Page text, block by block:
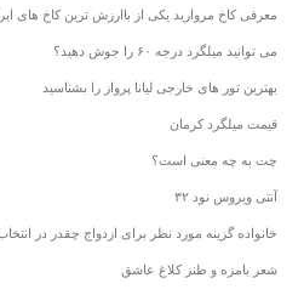
معرفی کاخ مروارید یکی از باارزش ترین کاخ های
می توانید میلگرد درجه ۶۰ را جوش دهید؟
بهترین تور های خارجی لیانا پرواز را بشناسید
قیمت میلگرد کرمان
چت به چه معنی است؟
آنتی ویروس نود ۳۲
خانواده گزینه مورد نظر برای ازدواج چقدر در
شعر بامزه و طنز کلاغ عاشق